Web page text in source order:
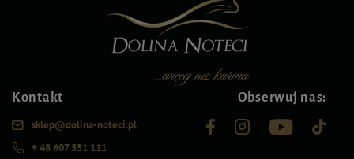
Kontakt
sklep@dolina-noteci.pl
+ 48 607 551 111
Obserwuj nas: